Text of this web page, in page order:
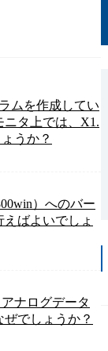
ムを作成してい
ニタ上では、X1.
うか？
）へのバー
ばよいでしょ
ナログデータ
でしょうか？